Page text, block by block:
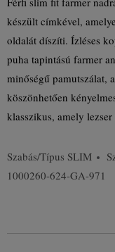
készült címkével,
oldalát díszíti. Ízléses
puha tapintású farmer
minőségű pamutszálat,
köszönhetően
klasszikus, amely
Szabás/Típus SLIM
1000260-624-GA-971